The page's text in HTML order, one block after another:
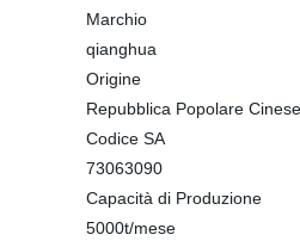
Marchio
qianghua
Origine
Repubblica Popolare Cinese
Codice SA
73063090
Capacità di Produzione
5000t/mese